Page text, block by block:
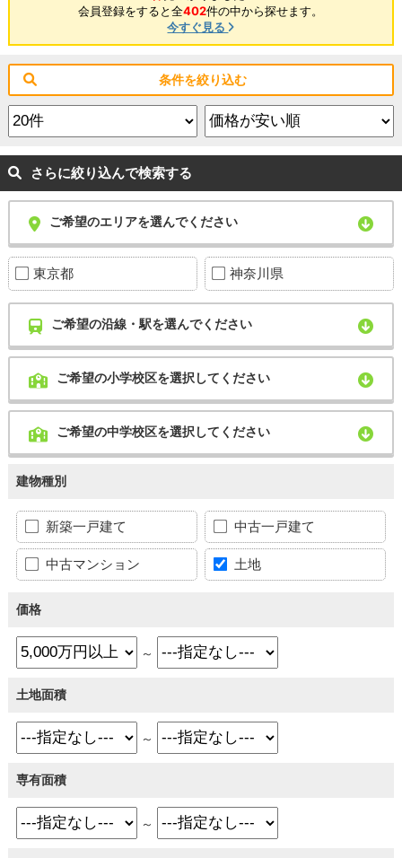
会員登録をすると全402件の中から探せます。
今すぐ見る
条件を絞り込む
さらに絞り込んで検索する
ご希望のエリアを選んでください
東京都 神奈川県
ご希望の沿線・駅を選んでください
ご希望の小学校区を選択してください
ご希望の中学校区を選択してください
建物種別
新築一戸建て 中古一戸建て
中古マンション 土地
価格
～
土地面積
～
専有面積
～